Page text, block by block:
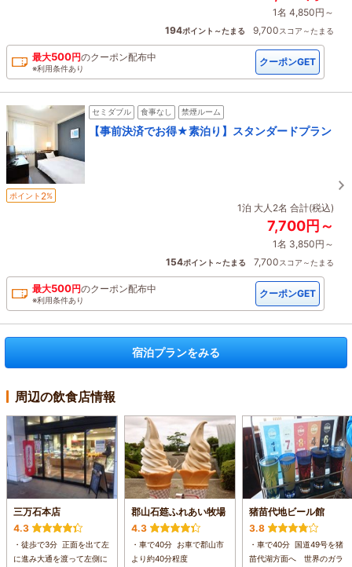
1名 4,850円～
194ポイント～たまる 9,700スコア～たまる
最大500円のクーポン配布中
※利用条件あり
クーポンGET
セミダブル 食事なし 禁煙ルーム
【事前決済でお得★素泊り】スタンダードプラン
ポイント 2%
1泊 大人2名 合計(税込)
7,700円～
1名 3,850円～
154ポイント～たまる 7,700スコア～たまる
最大500円のクーポン配布中
※利用条件あり
クーポンGET
宿泊プランをみる
周辺の飲食店情報
三万石本店
4.3
・徒歩で3分 正面を出て左
に進み大通を渡って左側に
郡山石筵ふれあい牧場
4.3
・車で40分 お車で郡山市
より約40分程度
猪苗代地ビール館
3.8
・車で40分 国道49号を猪
苗代湖方面へ 世界のガラ